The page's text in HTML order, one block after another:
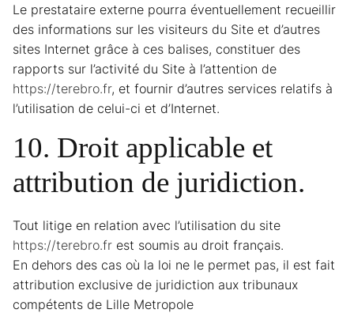
Le prestataire externe pourra éventuellement recueillir
des informations sur les visiteurs du Site et d’autres
sites Internet grâce à ces balises, constituer des
rapports sur l’activité du Site à l’attention de
https://terebro.fr, et fournir d’autres services relatifs à
l’utilisation de celui-ci et d’Internet.
10. Droit applicable et
attribution de juridiction.
Tout litige en relation avec l’utilisation du site
https://terebro.fr est soumis au droit français.
En dehors des cas où la loi ne le permet pas, il est fait
attribution exclusive de juridiction aux tribunaux
compétents de Lille Metropole